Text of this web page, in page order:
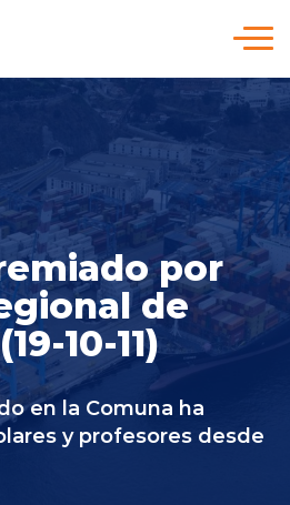
por
de
10-11)
en la Comuna ha
y profesores desde